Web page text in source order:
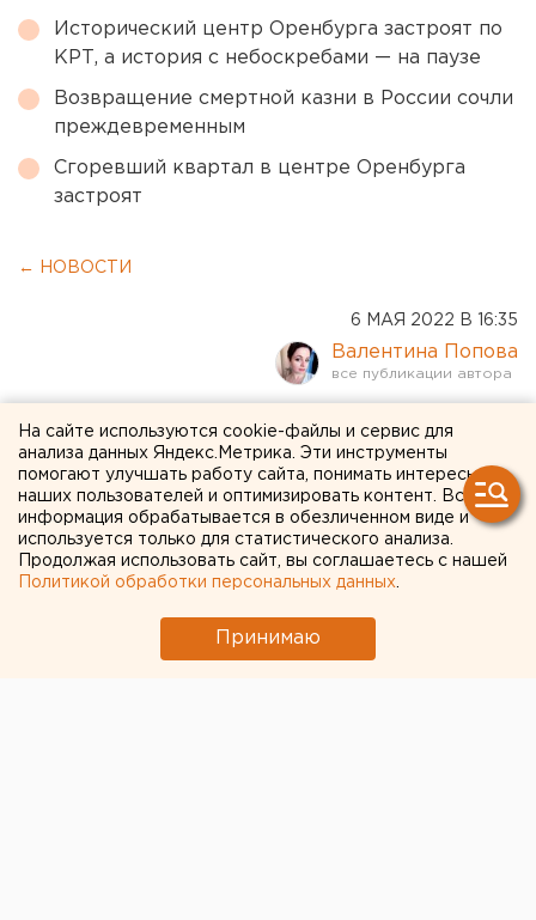
Исторический центр Оренбурга застроят по
КРТ, а история с небоскребами — на паузе
Возвращение смертной казни в России сочли
преждевременным
Сгоревший квартал в центре Оренбурга
застроят
← НОВОСТИ
6 МАЯ 2022 В 16:35
Валентина Попова
Энергетики привлекли
другие регионы для
ликвидации аварий на
свердловских электросетях
На сайте используются cookie-файлы и сервис для
анализа данных Яндекс.Метрика. Эти инструменты
помогают улучшать работу сайта, понимать интересы
наших пользователей и оптимизировать контент. Вся
информация обрабатывается в обезличенном виде и
используется только для статистического анализа.
Продолжая использовать сайт, вы соглашаетесь с нашей
Политикой обработки персональных данных
Принимаю